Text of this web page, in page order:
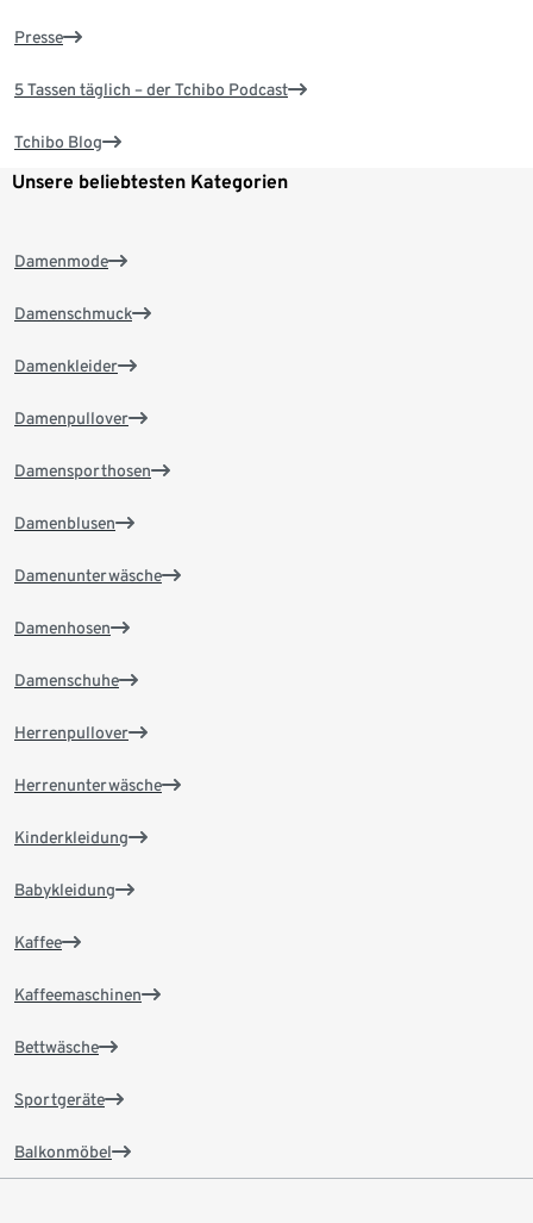
Presse
5 Tassen täglich – der Tchibo Podcast
Tchibo Blog
Unsere beliebtesten Kategorien
Damenmode
Damenschmuck
Damenkleider
Damenpullover
Damensporthosen
Damenblusen
Damenunterwäsche
Damenhosen
Damenschuhe
Herrenpullover
Herrenunterwäsche
Kinderkleidung
Babykleidung
Kaffee
Kaffeemaschinen
Bettwäsche
Sportgeräte
Balkonmöbel